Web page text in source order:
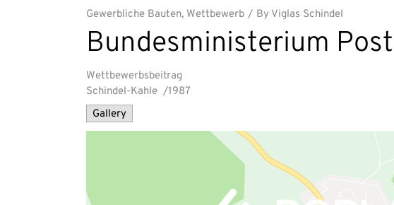
Gewerbliche Bauten, Wettbewerb By Viglas Schindel
Bundesministerium Post
Wettbewerbsbeitrag
Schindel-Kahle /1987
Gallery